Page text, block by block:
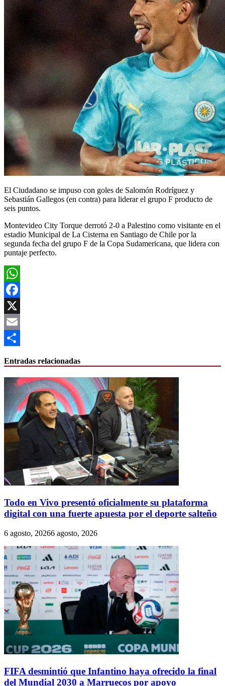
El Ciudadano se impuso con goles de Salomón Rodríguez y
Sebastián Gallegos (en contra) para liderar el grupo F producto de
seis puntos.
Montevideo City Torque derrotó 2-0 a Palestino como visitante en el
estadio Municipal de La Cisterna en Santiago de Chile por la
segunda fecha del grupo F de la Copa Sudamericana, que lidera con
puntaje perfecto.
WhatsApp
Facebook
X
Email
Entradas relacionadas
Todo en Vivo presentó oficialmente su plataforma
digital con una fuerte apuesta por el deporte salteño
6 agosto, 20266 agosto, 2026
FIFA desmintió que Infantino haya ofrecido la final
del Mundial 2030 a Marruecos por apoyo